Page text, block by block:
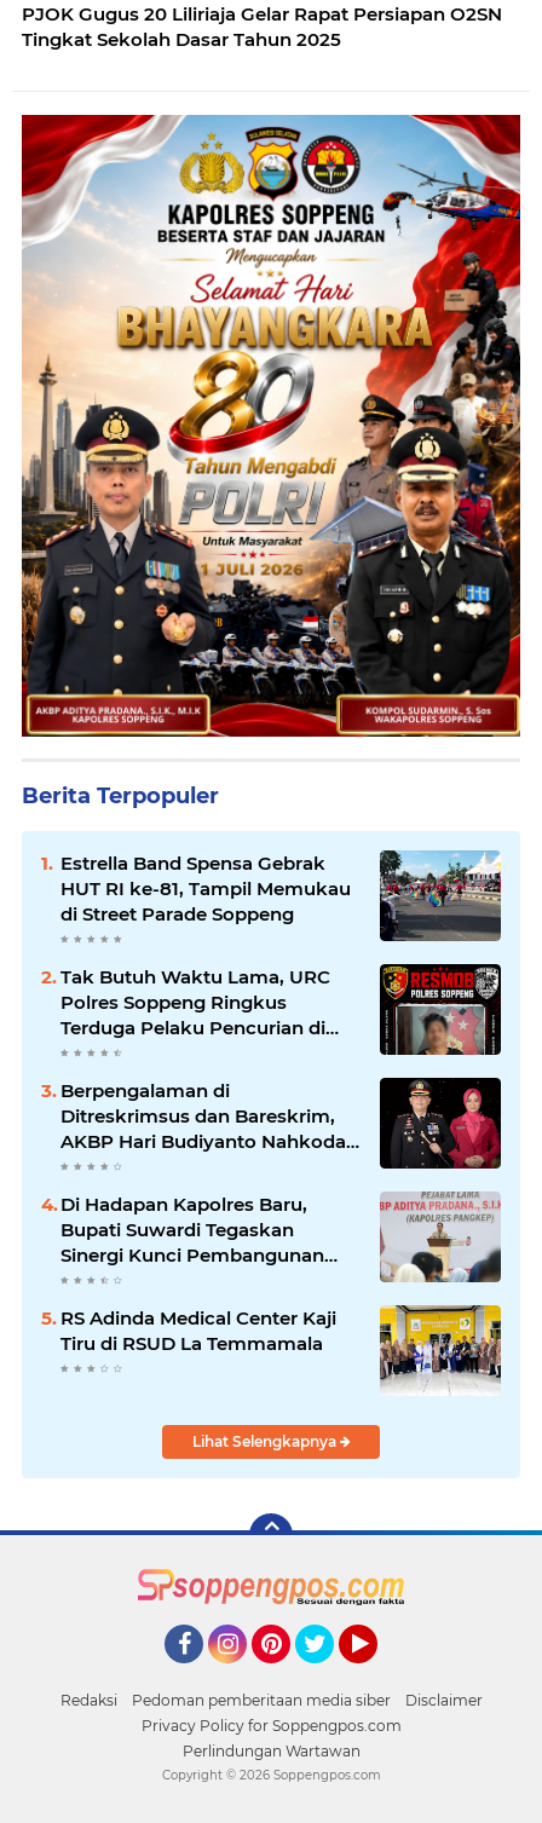
PJOK Gugus 20 Liliriaja Gelar Rapat Persiapan O2SN
Tingkat Sekolah Dasar Tahun 2025
Berita Terpopuler
Estrella Band Spensa Gebrak
HUT RI ke-81, Tampil Memukau
di Street Parade Soppeng
Tak Butuh Waktu Lama, URC
Polres Soppeng Ringkus
Terduga Pelaku Pencurian di
Liliriaja
Berpengalaman di
Ditreskrimsus dan Bareskrim,
AKBP Hari Budiyanto Nahkodai
Polres Soppeng
Di Hadapan Kapolres Baru,
Bupati Suwardi Tegaskan
Sinergi Kunci Pembangunan
Soppeng
RS Adinda Medical Center Kaji
Tiru di RSUD La Temmamala
Lihat Selengkapnya
Redaksi Pedoman pemberitaan media siber
Disclaimer
Privacy Policy for Soppengpos.com
Perlindungan Wartawan
Copyright © 2026 Soppengpos.com